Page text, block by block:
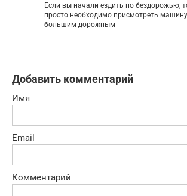
Если вы начали ездить по бездорожью,
просто необходимо присмотреть
большим дорожным
Добавить комментарий
Имя
Email
Комментарий